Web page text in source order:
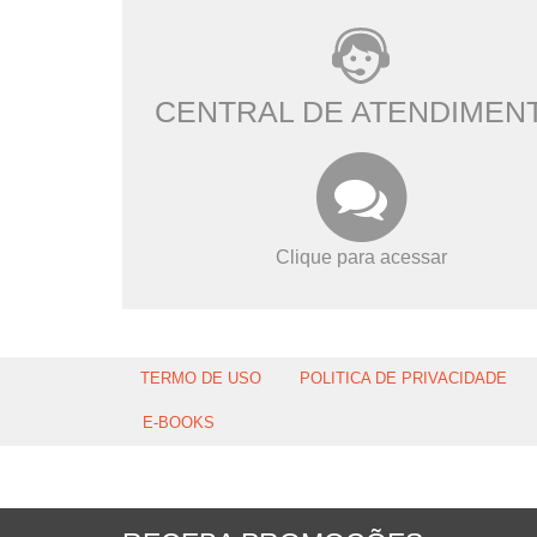
CENTRAL DE
Clique para acessar
TERMO DE USO POLITICA DE PRIVACIDADE
E-BOOKS